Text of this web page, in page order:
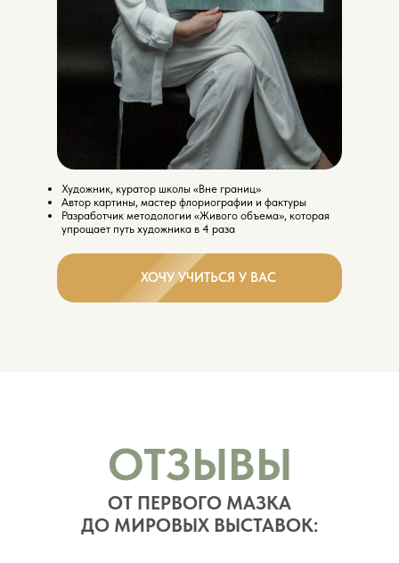
Художник, куратор школы «Вне границ»
Автор картины, мастер флориографии и фактуры
Разработчик методологии «Живого объема», которая
упрощает путь художника в 4 раза
ХОЧУ УЧИТЬСЯ У ВАС